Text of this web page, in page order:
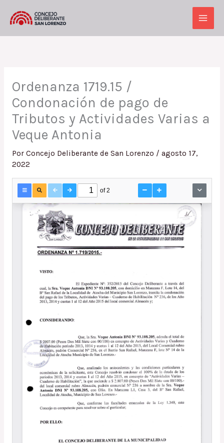
Main
Ordenanza 1719.15 /
Condonación de pago de
Tributos y Actividades Varias a
Veque Antonia
Por Concejo Deliberante de San Lorenzo / agosto 17,
2022